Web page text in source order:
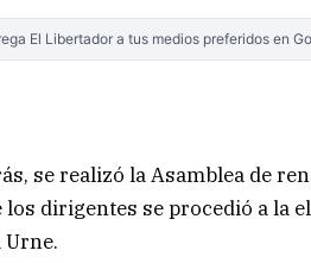
El Libertador a tus medios preferidos en
se realizó la Asamblea de
dirigentes se procedió a la
Urne.